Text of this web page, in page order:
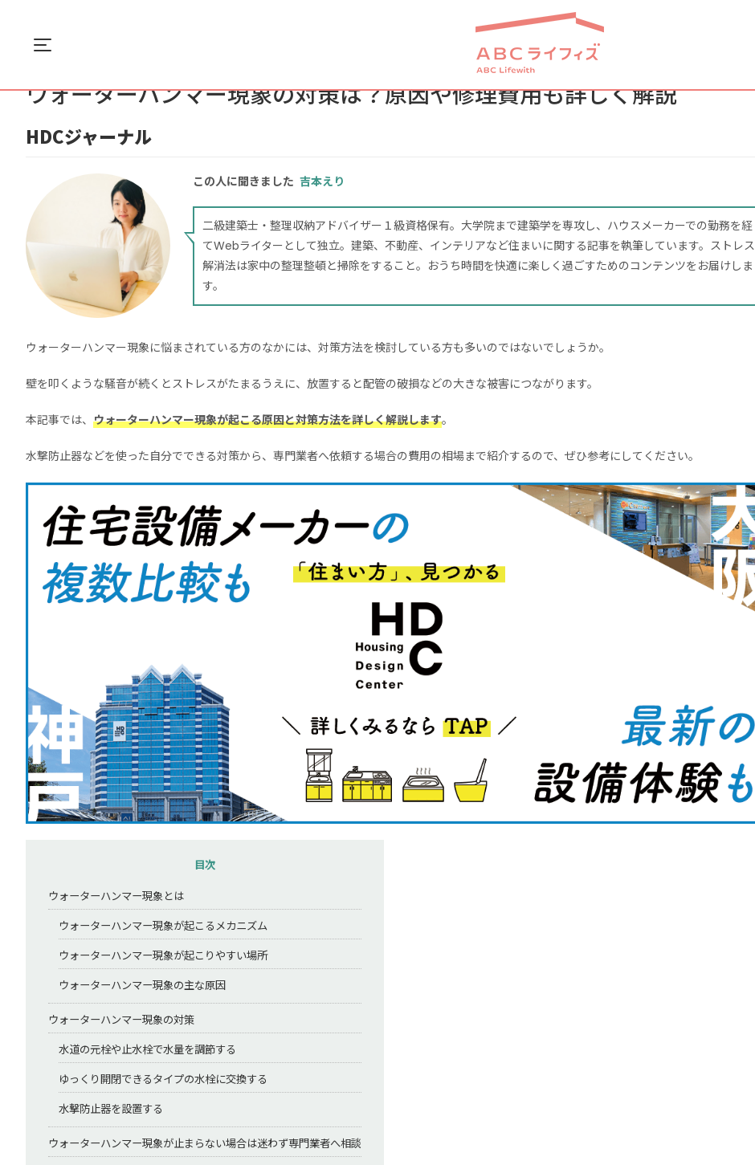
Menu
ウォーターハンマー現象の対策は？原因や修理費用も詳しく解説
HDCジャーナル
この人に聞きました 吉本えり
二級建築士・整理収納アドバイザー１級資格保有。大学院まで建築学を専攻し、ハウスメーカーでの勤務を経
てWebライターとして独立。建築、不動産、インテリアなど住まいに関する記事を執筆しています。ストレス
解消法は家中の整理整頓と掃除をすること。おうち時間を快適に楽しく過ごすためのコンテンツをお届けしま
す。
ウォーターハンマー現象に悩まされている方のなかには、対策方法を検討している方も多いのではないでしょうか。
壁を叩くような騒音が続くとストレスがたまるうえに、放置すると配管の破損などの大きな被害につながります。
本記事では、 ウォーターハンマー現象が起こる原因と対策方法を詳しく解説します。
水撃防止器などを使った自分でできる対策から、専門業者へ依頼する場合の費用の相場まで紹介するので、ぜひ参考にしてください。
目次
ウォーターハンマー現象とは
ウォーターハンマー現象が起こるメカニズム
ウォーターハンマー現象が起こりやすい場所
ウォーターハンマー現象の主な原因
ウォーターハンマー現象の対策
水道の元栓や止水栓で水量を調節する
ゆっくり開閉できるタイプの水栓に交換する
水撃防止器を設置する
ウォーターハンマー現象が止まらない場合は迷わず専門業者へ相談